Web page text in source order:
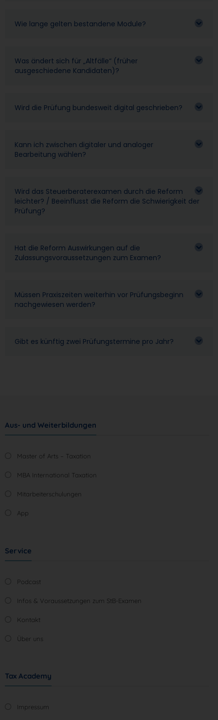
Wie lange gelten bestandene Module?
Was ändert sich für „Altfälle“ (früher
ausgeschiedene Kandidaten)?
Wird die Prüfung bundesweit digital geschrieben?
Kann ich zwischen digitaler und analoger
Bearbeitung wählen?
Wird das Steuerberaterexamen durch die Reform
leichter? / Beeinflusst die Reform die Schwierigkeit der
Prüfung?
Hat die Reform Auswirkungen auf die
Zulassungsvoraussetzungen zum Examen?
Müssen Praxiszeiten weiterhin vor Prüfungsbeginn
nachgewiesen werden?
Gibt es künftig zwei Prüfungstermine pro Jahr?
Aus- und Weiterbildungen
Master of Arts – Taxation
MBA International Taxation
Mitarbeiterschulungen
App
Service
Podcast
Infos & Voraussetzungen zum StB-Examen
Kontakt
Über uns
Tax Academy
Impressum